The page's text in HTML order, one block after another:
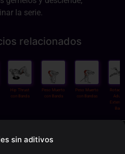
sin aditivos
la serie.
relacionados
Hip Thrust
con Banda
Peso Muerto
con Banda
Peso Muerto
con Bandas
Externa